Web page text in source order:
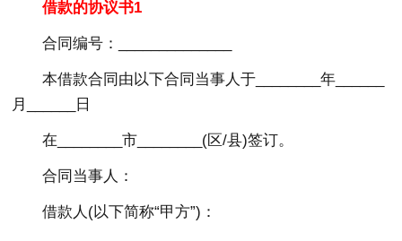
借款的协议书1
合同编号：______________
本借款合同由以下合同当事人于________年______
月______日
在________市________(区/县)签订。
合同当事人：
借款人(以下简称“甲方”)：